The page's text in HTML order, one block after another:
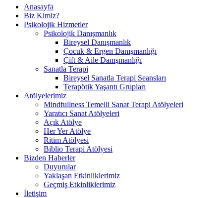
Anasayfa
Biz Kimiz?
Psikolojik Hizmetler
Psikolojik Danışmanlık
Bireysel Danışmanlık
Çocuk & Ergen Danışmanlığı
Çift & Aile Danışmanlığı
Sanatla Terapi
Bireysel Sanatla Terapi Seansları
Terapötik Yaşantı Grupları
Atölyelerimiz
Mindfullness Temelli Sanat Terapi Atölyeleri
Yaratıcı Sanat Atölyeleri
Açık Atölye
Her Yer Atölye
Ritim Atölyesi
Biblio Terapi Atölyesi
Bizden Haberler
Duyurular
Yaklaşan Etkinliklerimiz
Geçmiş Etkinliklerimiz
İletişim